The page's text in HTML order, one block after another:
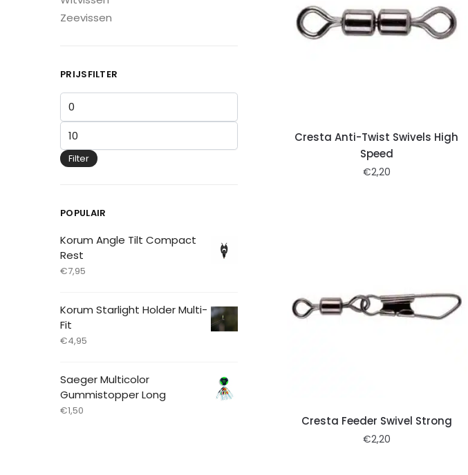
Cresta Anti-Twist Swivels High
Speed
€2,20
Cresta Feeder Swivel Strong
€2,20
Zeevissen
PRIJSFILTER
Filter
POPULAIR
Korum Angle Tilt Compact
Rest
€7,95
Korum Starlight Holder Multi-
Fit
€4,95
Saeger Multicolor
Gummistopper Long
€1,50